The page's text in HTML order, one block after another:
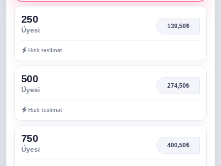
250
Üyesi 139,50₺
Hızlı teslimat
500
Üyesi 274,50₺
Hızlı teslimat
750
Üyesi 400,50₺